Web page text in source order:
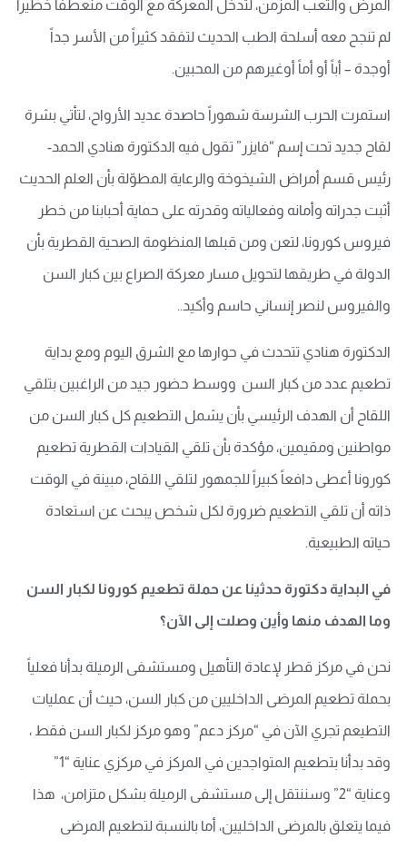
المرض والتعب المزمن، لتدخل المعركة مع الوقت منعطفاً خطيراً
لم تنجح معه أسلحة الطب الحديث لتفقد كثيراً من الأسر جداً
أوجدة – أباً أو أماً أوغيرهم من المحبين.
استمرت الحرب الشرسة شهوراً حاصدة عديد الأرواح، لتأتي بشرة
لقاح جديد تحت إسم “فايزر” تقول فيه الدكتورة هنادي الحمد-
رئيس قسم أمراض الشيخوخة والرعاية المطوّلة بأن العلم الحديث
أثبت جدراته وأمانه وفعالياته وقدرته على حماية أحبابنا من خطر
فيروس كورونا، لتعن ومن قبلها المنظومة الصحية القطرية بأن
الدولة في طريقها لتحويل مسار معركة الصراع بين كبار السن
والفيروس لنصر إنساني حاسم وأكيد..
الدكتورة هنادي تتحدث في حوارها مع الشرق اليوم ومع بداية
تطعيم عدد من كبار السن ووسط حضور جيد من الراغبين بتلقي
اللقاح أن الهدف الرئيسي بأن يشمل التطعيم كل كبار السن من
مواطنين ومقيمين، مؤكدة بأن تلقي القيادات القطرية تطعيم
كورونا أعطى دافعاً كبيراً للجمهور لتلقي اللقاح، مبينة في الوقت
ذاته أن تلقي التطعيم ضرورة لكل شخص يبحث عن استعادة
حياته الطبيعية.
في البداية دكتورة حدثينا عن حملة تطعيم كورونا لكبار السن
وما الهدف منها وأين وصلت إلى الآن؟
نحن في مركز قطر لإعادة التأهيل ومستشفى الرميلة بدأنا فعلياً
بحملة تطعيم المرضى الداخليين من كبار السن، حيث أن عمليات
التطيعم تجري الآن في “مركز دعم” وهو مركز لكبار السن فقط ،
وقد بدأنا بتطعيم المتواجدين في المركز في مركزي عناية “1”
وعناية “2” وسننتقل إلى مستشفى الرميلة بشكل متزامن، هذا
فيما يتعلق بالمرضى الداخليين، أما بالنسبة لتطعيم المرضى